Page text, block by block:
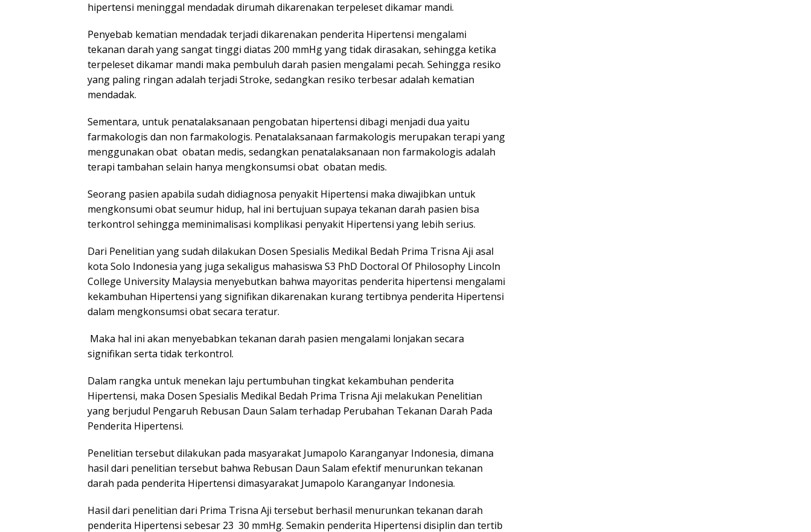
hipertensi meninggal mendadak dirumah dikarenakan terpeleset dikamar mandi.
Penyebab kematian mendadak terjadi dikarenakan penderita Hipertensi mengalami
tekanan darah yang sangat tinggi diatas 200 mmHg yang tidak dirasakan, sehingga ketika
terpeleset dikamar mandi maka pembuluh darah pasien mengalami pecah. Sehingga resiko
yang paling ringan adalah terjadi Stroke, sedangkan resiko terbesar adalah kematian
mendadak.
Sementara, untuk penatalaksanaan pengobatan hipertensi dibagi menjadi dua yaitu
farmakologis dan non farmakologis. Penatalaksanaan farmakologis merupakan terapi yang
menggunakan obat obatan medis, sedangkan penatalaksanaan non farmakologis adalah
terapi tambahan selain hanya mengkonsumsi obat obatan medis.
Seorang pasien apabila sudah didiagnosa penyakit Hipertensi maka diwajibkan untuk
mengkonsumi obat seumur hidup, hal ini bertujuan supaya tekanan darah pasien bisa
terkontrol sehingga meminimalisasi komplikasi penyakit Hipertensi yang lebih serius.
Dari Penelitian yang sudah dilakukan Dosen Spesialis Medikal Bedah Prima Trisna Aji asal
kota Solo Indonesia yang juga sekaligus mahasiswa S3 PhD Doctoral Of Philosophy Lincoln
College University Malaysia menyebutkan bahwa mayoritas penderita hipertensi mengalami
kekambuhan Hipertensi yang signifikan dikarenakan kurang tertibnya penderita Hipertensi
dalam mengkonsumsi obat secara teratur.
Maka hal ini akan menyebabkan tekanan darah pasien mengalami lonjakan secara
signifikan serta tidak terkontrol.
Dalam rangka untuk menekan laju pertumbuhan tingkat kekambuhan penderita
Hipertensi, maka Dosen Spesialis Medikal Bedah Prima Trisna Aji melakukan Penelitian
yang berjudul Pengaruh Rebusan Daun Salam terhadap Perubahan Tekanan Darah Pada
Penderita Hipertensi.
Penelitian tersebut dilakukan pada masyarakat Jumapolo Karanganyar Indonesia, dimana
hasil dari penelitian tersebut bahwa Rebusan Daun Salam efektif menurunkan tekanan
darah pada penderita Hipertensi dimasyarakat Jumapolo Karanganyar Indonesia.
Hasil dari penelitian dari Prima Trisna Aji tersebut berhasil menurunkan tekanan darah
penderita Hipertensi sebesar 23 30 mmHg. Semakin penderita Hipertensi disiplin dan tertib